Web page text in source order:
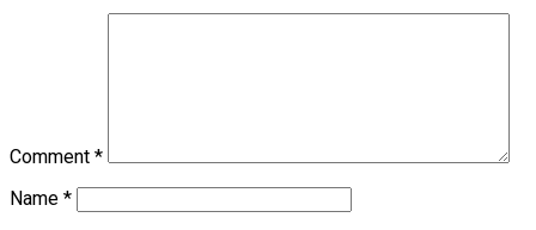
Comment *
Name *